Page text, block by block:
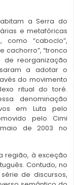
a Serra do
e metafóricas
como “caboclo”,
cachorro”, “tronco
de reorganização
a adotar o
do movimento
ritual do toré.
denominação
em Luta pelo
pelo Cimi
maio de 2003 no
região, à exceção
Contudo, no
de discursos,